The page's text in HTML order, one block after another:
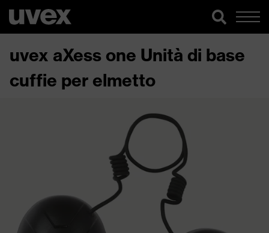
uvex aXess one Unità di base
cuffie per elmetto